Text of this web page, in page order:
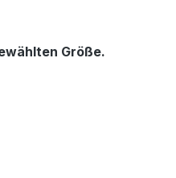
Größe.